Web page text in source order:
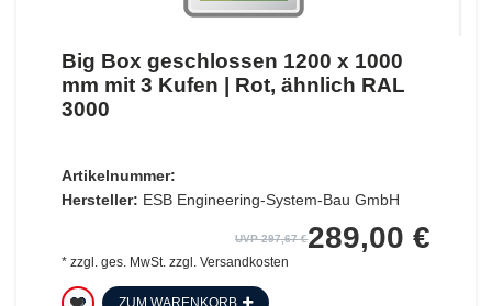
Big Box geschlossen 1200 x 1000
mm mit 3 Kufen | Rot, ähnlich RAL
3000
Artikelnummer:
Hersteller: ESB Engineering-System-Bau GmbH
UVP 297,67 €289,00 €
* zzgl. ges. MwSt.zzgl. Versandkosten
ZUM WARENKORB